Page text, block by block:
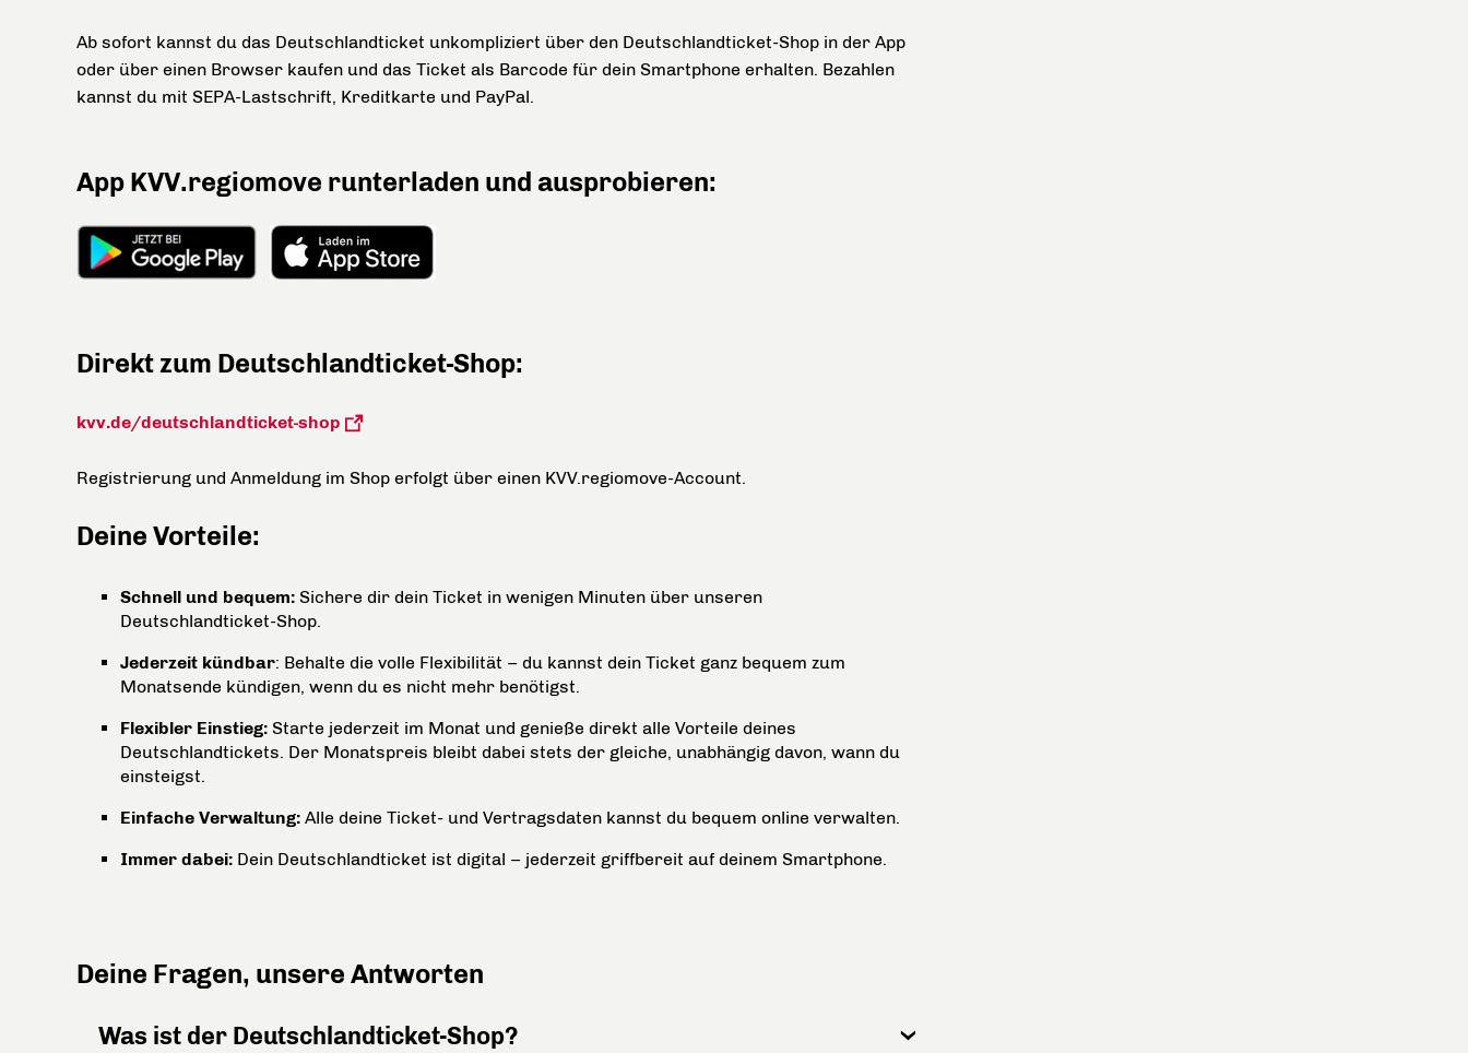
Ab sofort kannst du das Deutschlandticket unkompliziert über den Deutschlandticket-Shop in der App
oder über einen Browser kaufen und das Ticket als Barcode für dein Smartphone erhalten. Bezahlen
kannst du mit SEPA-Lastschrift, Kreditkarte und PayPal.
App KVV.regiomove runterladen und ausprobieren:
Direkt zum Deutschlandticket-Shop:
kvv.de/deutschlandticket-shop
Registrierung und Anmeldung im Shop erfolgt über einen KVV.regiomove-Account.
Deine Vorteile:
Schnell und bequem: Sichere dir dein Ticket in wenigen Minuten über unseren
Deutschlandticket-Shop.
Jederzeit kündbar: Behalte die volle Flexibilität – du kannst dein Ticket ganz bequem zum
Monatsende kündigen, wenn du es nicht mehr benötigst.
Flexibler Einstieg: Starte jederzeit im Monat und genieße direkt alle Vorteile deines
Deutschlandtickets. Der Monatspreis bleibt dabei stets der gleiche, unabhängig davon, wann du
einsteigst.
Einfache Verwaltung: Alle deine Ticket- und Vertragsdaten kannst du bequem online verwalten.
Immer dabei: Dein Deutschlandticket ist digital – jederzeit griffbereit auf deinem Smartphone.
Deine Fragen, unsere Antworten
Was ist der Deutschlandticket-Shop?